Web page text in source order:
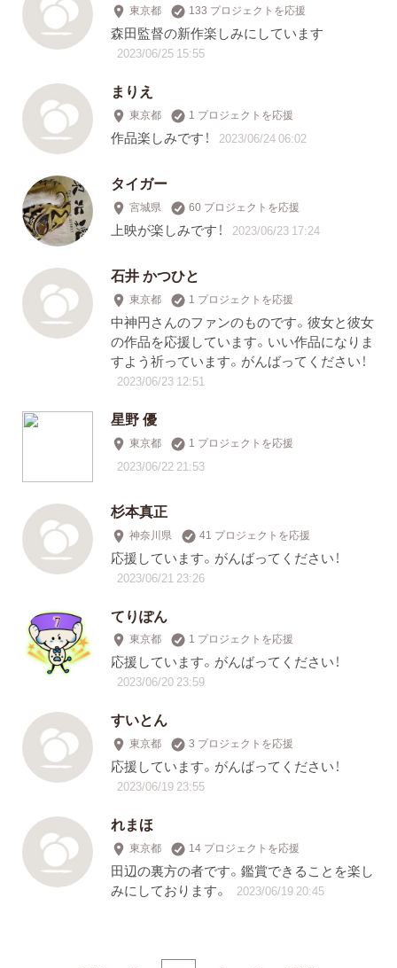
東京都 133 プロジェクトを応援
森田監督の新作楽しみにしています
2023/06/25 15:55
まりえ
東京都 1 プロジェクトを応援
作品楽しみです！ 2023/06/24 06:02
タイガー
宮城県 60 プロジェクトを応援
上映が楽しみです！ 2023/06/23 17:24
石井 かつひと
東京都 1 プロジェクトを応援
中神円さんのファンのものです。彼女と彼女
の作品を応援しています。いい作品になりま
すよう祈っています。がんばってください！
2023/06/23 12:51
星野 優
東京都 1 プロジェクトを応援
2023/06/22 21:53
杉本真正
神奈川県 41 プロジェクトを応援
応援しています。がんばってください！
2023/06/21 23:26
てりぽん
東京都 1 プロジェクトを応援
応援しています。がんばってください！
2023/06/20 23:59
すいとん
東京都 3 プロジェクトを応援
応援しています。がんばってください！
2023/06/19 23:55
れまほ
東京都 14 プロジェクトを応援
田辺の裏方の者です。鑑賞できることを楽し
みにしております。
2023/06/19 20:45